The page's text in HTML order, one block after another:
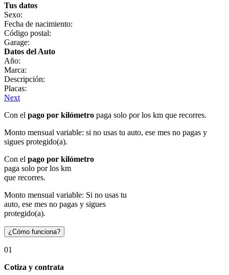
Tus datos
Sexo:
Fecha de nacimiento:
Código postal:
Garage:
Datos del Auto
Año:
Marca:
Descripción:
Placas:
Next
Con el pago por kilómetro paga solo por los km que recorres.
Monto mensual variable: si no usas tu auto, ese mes no pagas y
sigues protegido(a).
Con el pago por kilómetro
paga solo por los km
que recorres.
Monto mensual variable: Si no usas tu
auto, ese mes no pagas y sigues
protegido(a).
¿Cómo funciona?
01
Cotiza y contrata